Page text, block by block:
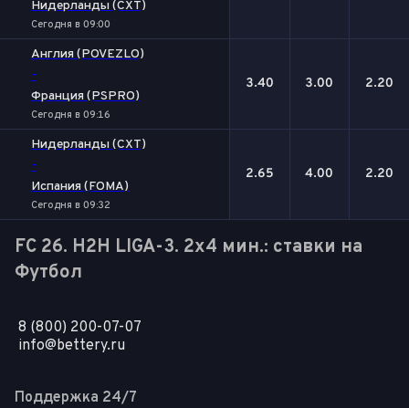
Нидерланды (CXT)
Сегодня в 09:00
Англия (POVEZLO)
-
Франция (PSPRO)
Сегодня в 09:16
3.40 3.00 2.20
Нидерланды (CXT)
-
Испания (FOMA)
Сегодня в 09:32
2.65 4.00 2.20
FC 26. H2H LIGA-3. 2x4 мин.: ставки на
Футбол
8 (800) 200-07-07
info@bettery.ru
Поддержка 24/7